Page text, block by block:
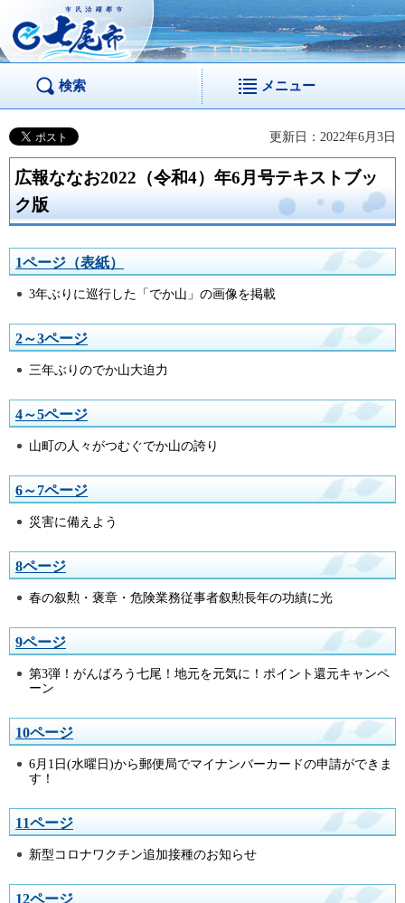
市民活躍都市 七尾
市
検索 メニュー
更新日：2022年6月3日
広報ななお2022（令和4）年6月号テキストブッ
ク版
1ページ（表紙）
3年ぶりに巡行した「でか山」の画像を掲載
2～3ページ
三年ぶりのでか山大迫力
4～5ページ
山町の人々がつむぐでか山の誇り
6～7ページ
災害に備えよう
8ページ
春の叙勲・褒章・危険業務従事者叙勲長年の功績に光
9ページ
第3弾！がんばろう七尾！地元を元気に！ポイント還元キャンペ
ーン
10ページ
6月1日(水曜日)から郵便局でマイナンバーカードの申請ができま
す！
11ページ
新型コロナワクチン追加接種のお知らせ
12ページ